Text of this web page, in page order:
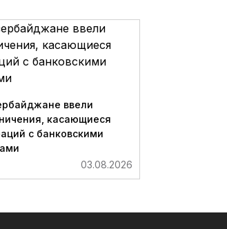
ввели
касающиеся
с банковскими
03.08.2026